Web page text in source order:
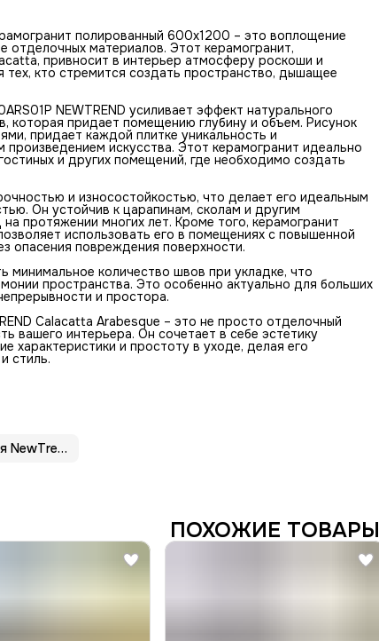
полированный 600x1200 – это воплощение
отделочных материалов. Этот керамогранит,
привносит в интерьер атмосферу роскоши и
кто стремится создать пространство, дышащее
NEWTREND усиливает эффект натурального
которая придает помещению глубину и объем. Рисунок
придает каждой плитке уникальность и
искусства. Этот керамогранит идеально
и других помещений, где необходимо создать
и износостойкостью, что делает его идеальным
Он устойчив к царапинам, сколам и другим
протяжении многих лет. Кроме того, керамогранит
использовать его в помещениях с повышенной
опасения повреждения поверхности.
количество швов при укладке, что
пространства. Это особенно актуально для больших
и простора.
Calacatta Arabesque – это не просто отделочный
вашего интерьера. Он сочетает в себе эстетику
характеристики и простоту в уходе, делая его
стиль.
Керамогранит от производителя NewTrend (Нью Тренд)
ПОХОЖИЕ ТОВАРЫ